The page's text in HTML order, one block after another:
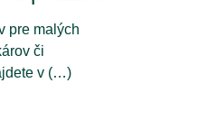
pre malých
či
v (…)